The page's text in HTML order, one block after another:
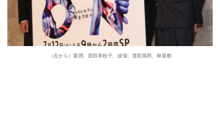
（左から）要潤、原田美枝子、波瑠、渡部篤郎、林遣都